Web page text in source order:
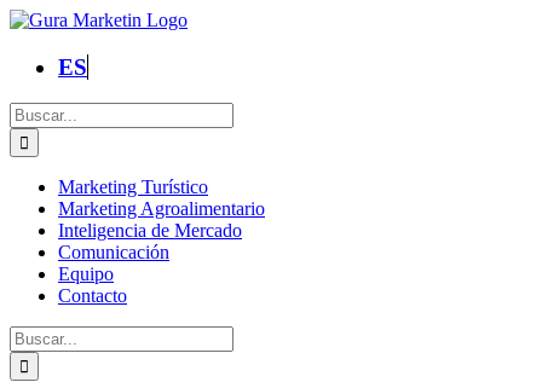
Saltar
contenido
ES
Buscar:
Marketing Turístico
Marketing Agroalimentario
Inteligencia de Mercado
Comunicación
Equipo
Contacto
Buscar: